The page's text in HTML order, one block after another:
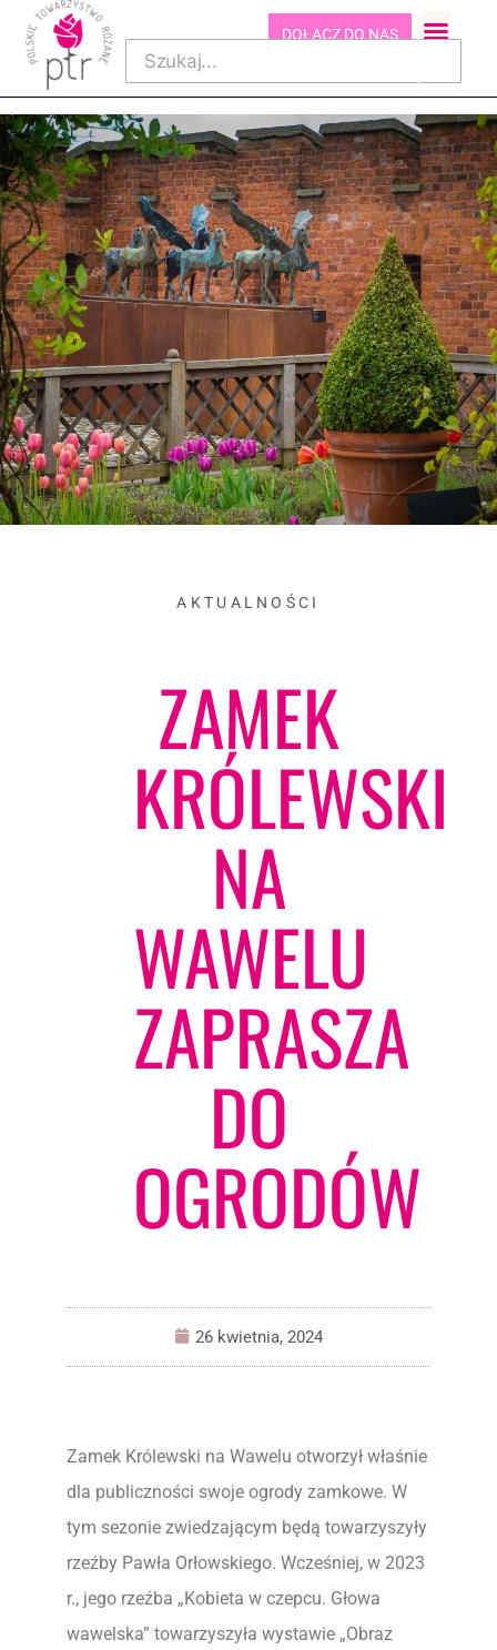
DOŁĄCZ DO NAS
AKTUALNOŚCI
ZAMEK
KRÓLEWSKI
NA
WAWELU
ZAPRASZA
DO
OGRODÓW
26 kwietnia, 2024
Zamek Królewski na Wawelu otworzył właśnie
dla publiczności swoje ogrody zamkowe. W
tym sezonie zwiedzającym będą towarzyszyły
rzeźby Pawła Orłowskiego. Wcześniej, w 2023
r., jego rzeźba „Kobieta w czepcu. Głowa
wawelska” towarzyszyła wystawie „Obraz